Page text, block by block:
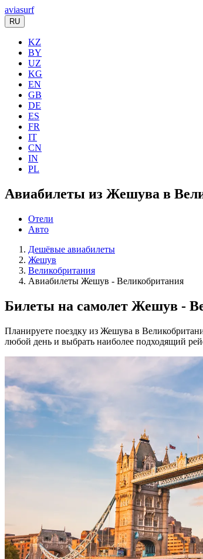
aviasurf
RU
KZ
BY
UZ
KG
EN
GB
DE
ES
FR
IT
CN
IN
PL
Авиабилеты из Жешува в
Отели
Авто
Дешёвые авиабилеты
Жешув
Великобритания
Авиабилеты Жешув - Великобритания
Билеты на самолет Жешув -
Планируете поездку из Жешува в
любой день и выбрать наиболее подходящий